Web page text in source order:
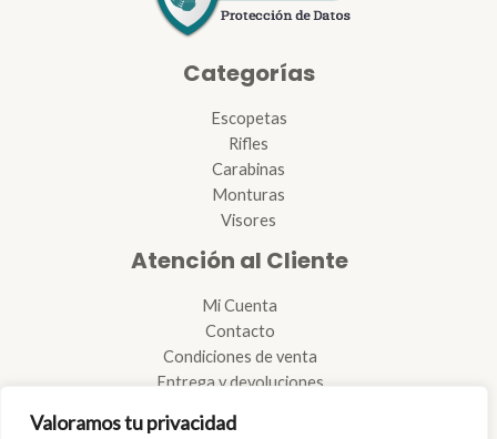
Valoramos tu privacidad
Categorías
Escopetas
Rifles
Carabinas
Monturas
Visores
Atención al Cliente
Mi Cuenta
Contacto
Condiciones de venta
Entrega y devoluciones
Reparación de armas